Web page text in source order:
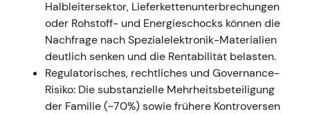
und Semiconductor Solutions; Investoren begannen,
die Aktie eher als Compounder denn als zyklischen
Chemiewert zu betrachten.[8]- Technisch: Kräftige
Kursrally und anhaltender Aufwärtstrend bis Mitte
2021, da die Ergebnisse die Erwartungen übertrafen.
Halbleitersektor, Lieferkettenunterbrechungen
oder Rohstoff- und Energieschocks können die
Nachfrage nach Spezialelektronik-Materialien
deutlich senken und die Rentabilität belasten.
Regulatorisches, rechtliches und Governance-
Risiko: Die substanzielle Mehrheitsbeteiligung
der Familie (~70%) sowie frühere Kontroversen